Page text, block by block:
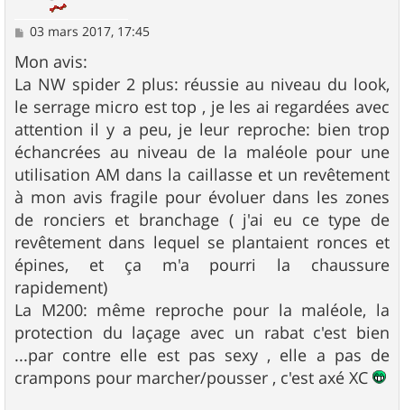
M
s
s
a
g
e
03 mars 2017, 17:45
Mon avis:
La NW spider 2 plus: réussie au niveau du look,
le serrage micro est top , je les ai regardées avec
attention il y a peu, je leur reproche: bien trop
échancrées au niveau de la maléole pour une
utilisation AM dans la caillasse et un revêtement
à mon avis fragile pour évoluer dans les zones
de ronciers et branchage ( j'ai eu ce type de
revêtement dans lequel se plantaient ronces et
épines, et ça m'a pourri la chaussure
rapidement)
La M200: même reproche pour la maléole, la
protection du laçage avec un rabat c'est bien
...par contre elle est pas sexy , elle a pas de
crampons pour marcher/pousser , c'est axé XC